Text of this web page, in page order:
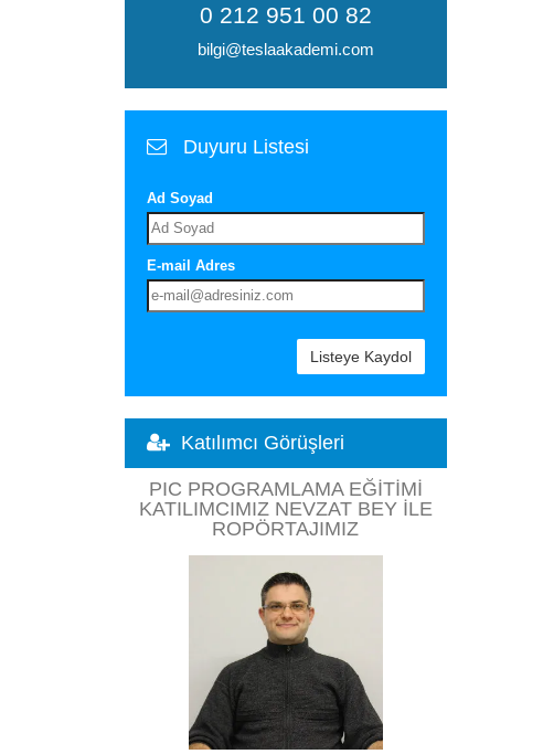
0 212 951 00 82
bilgi@teslaakademi.com
Duyuru Listesi
Ad Soyad
E-mail Adres
Listeye Kaydol
Katılımcı Görüşleri
PIC PROGRAMLAMA EĞITIMI
KATILIMCIMIZ NEVZAT BEY ILE
ROPÖRTAJIMIZ